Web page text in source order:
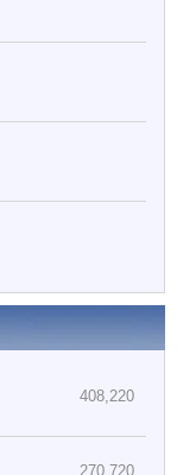
408,220
270,720